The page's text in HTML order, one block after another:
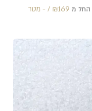
החל מ ₪169 /‏‏‎ ‎- מטר